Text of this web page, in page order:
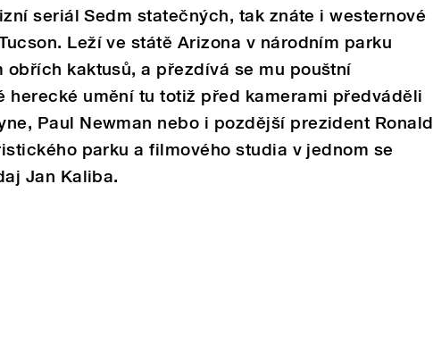
seriál Sedm statečných, tak znáte i westernové
Leží ve státě Arizona v národním parku
obřích kaktusů, a přezdívá se mu pouštní
herecké umění tu totiž před kamerami předváděli
Paul Newman nebo i pozdější prezident Ronald
parku a filmového studia v jednom se
Jan Kaliba.